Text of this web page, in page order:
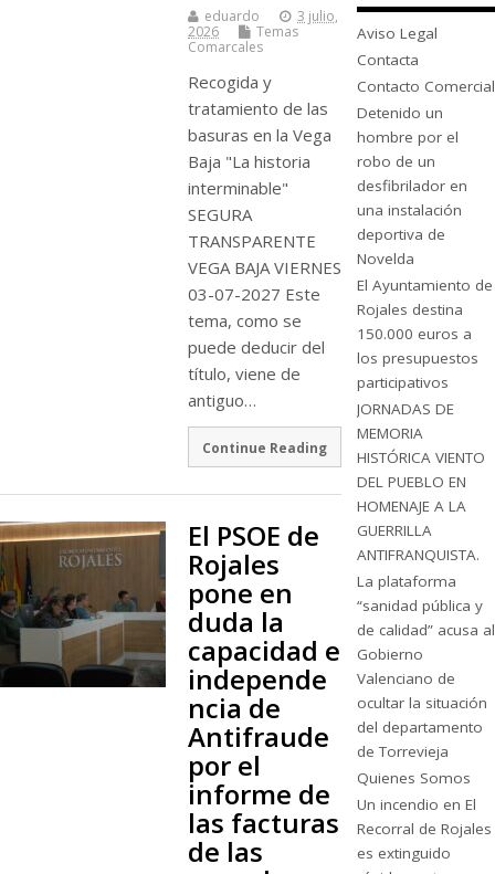
eduardo
3 julio,
2026
Temas
Comarcales
Recogida y
tratamiento de las
basuras en la Vega
Baja "La historia
interminable"
SEGURA
TRANSPARENTE
VEGA BAJA VIERNES
03-07-2027 Este
tema, como se
puede deducir del
título, viene de
antiguo…
Continue Reading
El PSOE de
Rojales
pone en
duda la
capacidad e
independe
ncia de
Antifraude
por el
informe de
las facturas
de las
Aviso Legal
Contacta
Contacto Comercial
Detenido un
hombre por el
robo de un
desfibrilador en
una instalación
deportiva de
Novelda
El Ayuntamiento de
Rojales destina
150.000 euros a
los presupuestos
participativos
JORNADAS DE
MEMORIA
HISTÓRICA VIENTO
DEL PUEBLO EN
HOMENAJE A LA
GUERRILLA
ANTIFRANQUISTA.
La plataforma
“sanidad pública y
de calidad” acusa al
Gobierno
Valenciano de
ocultar la situación
del departamento
de Torrevieja
Quienes Somos
Un incendio en El
Recorral de Rojales
es extinguido